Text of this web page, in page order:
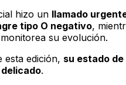
hizo un llamado
tipo O negativo,
su evolución.
esta edición, su estado de
.